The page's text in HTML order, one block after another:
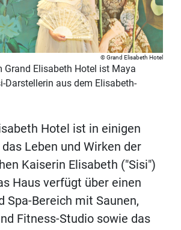
Grand Elisabeth Hotel
Grand Elisabeth Hotel ist Maya
Darstellerin aus dem Elisabeth-
Hotel ist in einigen
Leben und Wirken der
Kaiserin Elisabeth ("Sisi")
Haus verfügt über einen
Spa-Bereich mit Saunen,
Fitness-Studio sowie das